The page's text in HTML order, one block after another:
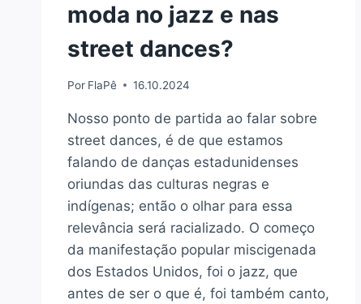
moda no jazz e nas
street dances?
Por FlaPê 16.10.2024
Nosso ponto de partida ao falar sobre
street dances, é de que estamos
falando de danças estadunidenses
oriundas das culturas negras e
indígenas; então o olhar para essa
relevância será racializado. O começo
da manifestação popular miscigenada
dos Estados Unidos, foi o jazz, que
antes de ser o que é, foi também canto,